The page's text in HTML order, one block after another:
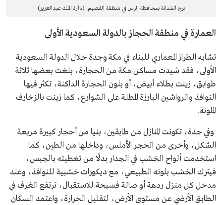
برج الشنانة بمحافظة الرس في منطقة القصيم. (دارة الملك عبدالعزيز)
العمارة في منطقة الحجاز بالدولة السعودية الأولى
تشابه الطراز المعماري للبناء في مكة وجدة خلال الدولة السعودية
الأولى، فقد شيدت مساكن مكة من الحجارة، بلغت بعضها ثلاثة
طوابق، زينت بطلاء أبيض، أو بلون الحجارة الداكنة، تكثر فيها
النوافذ والرواشين البارزة المطلة على الشوارع، كما زينت بالزخارف
الملونة.
وفي جدة، تكونت المنازل من طابقين، بنيا من أحجار كبيرة مربعة
الشكل، وأخرى من الحجر الأملس، وداخلها من الطين، كما
استخدمت ألواح الخشب في الجدار بدلًا من تغطيته بالجبس،
فيترك الخشب بلونه الطبيعي، مع ديكورات خشبية للنوافذ، وعند
مدخل كل منزل ردهة أو صالة فسيحة للاستقبال، ترتفع الغرف في
الطابق الأرضي عن مستوى الأرض، لتقليل الحرارة، واعتمد السكان